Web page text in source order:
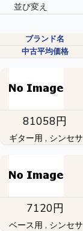
並び変え
ブランド名
中古平均価格
81058円
ギター用 , シンセ
7120円
ベース用 , シンセ